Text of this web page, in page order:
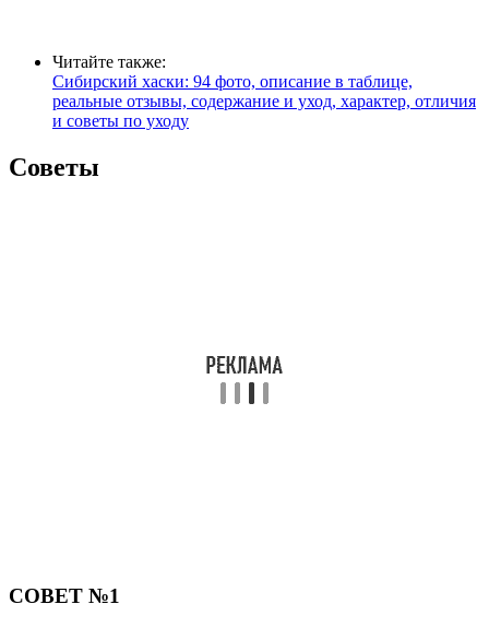
Читайте также:
Сибирский хаски: 94 фото, описание в таблице,
реальные отзывы, содержание и уход, характер, отличия
и советы по уходу
Советы
СОВЕТ №1